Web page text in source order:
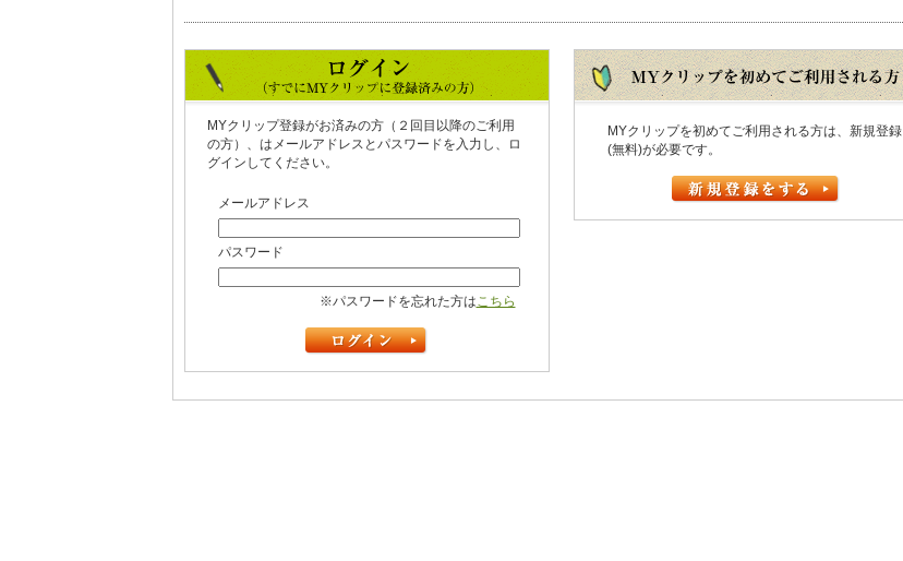
MYクリップ登録がお済みの方（２回目以降のご利用
の方）、はメールアドレスとパスワードを入力し、ロ
グインしてください。
メールアドレス
パスワード
※パスワードを忘れた方はこちら
MYクリップを初めてご利用される方は、新規登録
(無料)が必要です。